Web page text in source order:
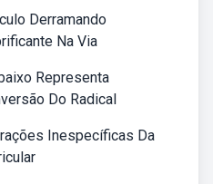
Derramando
Na Via
Representa
Do Radical
Inespecíficas Da